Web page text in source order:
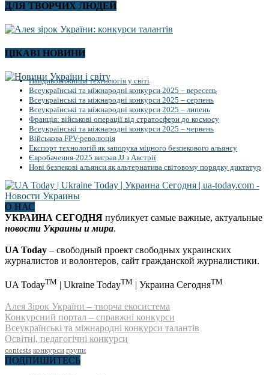
ДЛЯ ТВОРЧИХ ЛЮДЕЙ
ЦІКАВІ НОВИНИ
Найдивовижніша технологія у світі
Всеукраїнські та міжнародні конкурси 2025 – вересень
Всеукраїнські та міжнародні конкурси 2025 – серпень
Всеукраїнські та міжнародні конкурси 2025 – липень
Франція: військові операції від стратосфери до космосу
Всеукраїнські та міжнародні конкурси 2025 – червень
Військова FPV-революція
Експорт технологій як запорука міцного безпекового альянсу
Євробачення-2025 виграв JJ з Австрії
Нові безпекові альянси як альтернатива світовому порядку диктатур
О НАС
УКРАИНА СЕГОДНЯ публикует самые важные, актуальные
новости Украины и мира.
UA Today – свободный проект свободных украинских
журналистов и волонтеров, сайт гражданской журналистики.
UA TodayTM | Ukraine TodayTM | Украина СегодняTM
Алея Зірок України – творча екосистема
Конкурсний портал – справжні конкурси
Всеукраїнські та міжнародні конкурси талантів
Освітні, педагогічні конкурси
contests конкурси групи
ПОДПИШИТЕСЬ